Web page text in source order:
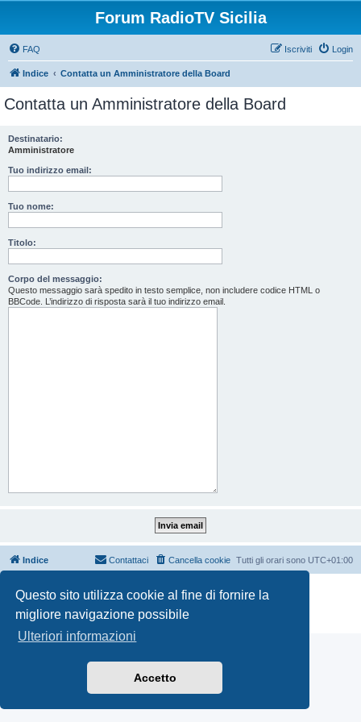
Questo sito utilizza cookie al fine di fornire la
migliore navigazione possibile
Ulteriori informazioni
Accetto
Forum RadioTV Sicilia
FAQ Login
Iscriviti
Indice Contatta un Amministratore della Board
Contatta un Amministratore della Board
Destinatario:
Amministratore
Tuo indirizzo email:
Tuo nome:
Titolo:
Corpo del messaggio:
Questo messaggio sarà spedito in testo semplice, non includere codice HTML o
BBCode. L’indirizzo di risposta sarà il tuo indirizzo email.
Indice Tutti gli orari sono UTC+01:00
Cancella cookie
Contattaci
Creato da
® Forum Software © phpBB Limited
Privacy|Condizioni